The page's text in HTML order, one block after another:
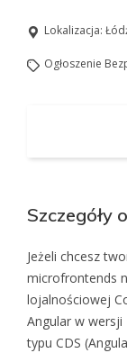
Lokalizacja:
Ogłoszenie
Szczegóły
Jeżeli chcesz
microfrontends
lojalnościowej
Angular w
typu CDS